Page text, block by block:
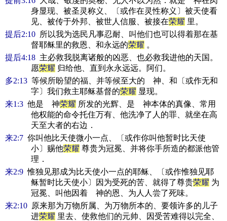
身显现、被圣灵称义、〔或作在灵性称义〕被天使看
见、被传于外邦、被世人信服、被接在荣耀 里。
提后2:10 所以我为选民凡事忍耐、叫他们也可以得着那在基
督耶稣里的救恩、和永远的荣耀 。
提后4:18 主必救我脱离诸般的凶恶、也必救我进他的天国。
愿荣耀 归给他、直到永永远远。阿们。
多2:13 等候所盼望的福、并等候至大的 神、和〔或作无和
字〕我们救主耶稣基督的荣耀 显现。
来1:3 他是 神荣耀 所发的光辉、是 神本体的真像、常用
他权能的命令托住万有、他洗净了人的罪、就坐在高
天至大者的右边．
来2:7 你叫他比天使微小一点、〔或作你叫他暂时比天使
小〕赐他荣耀 尊贵为冠冕、并将你手所造的都派他管
理．
来2:9 惟独见那成为比天使小一点的耶稣、〔或作惟独见耶
稣暂时比天使小〕因为受死的苦、就得了尊贵荣耀 为
冠冕、叫他因着 神的恩、为人人尝了死味。
来2:10 原来那为万物所属、为万物所本的、要领许多的儿子
进荣耀 里去、使救他们的元帅、因受苦难得以完全、